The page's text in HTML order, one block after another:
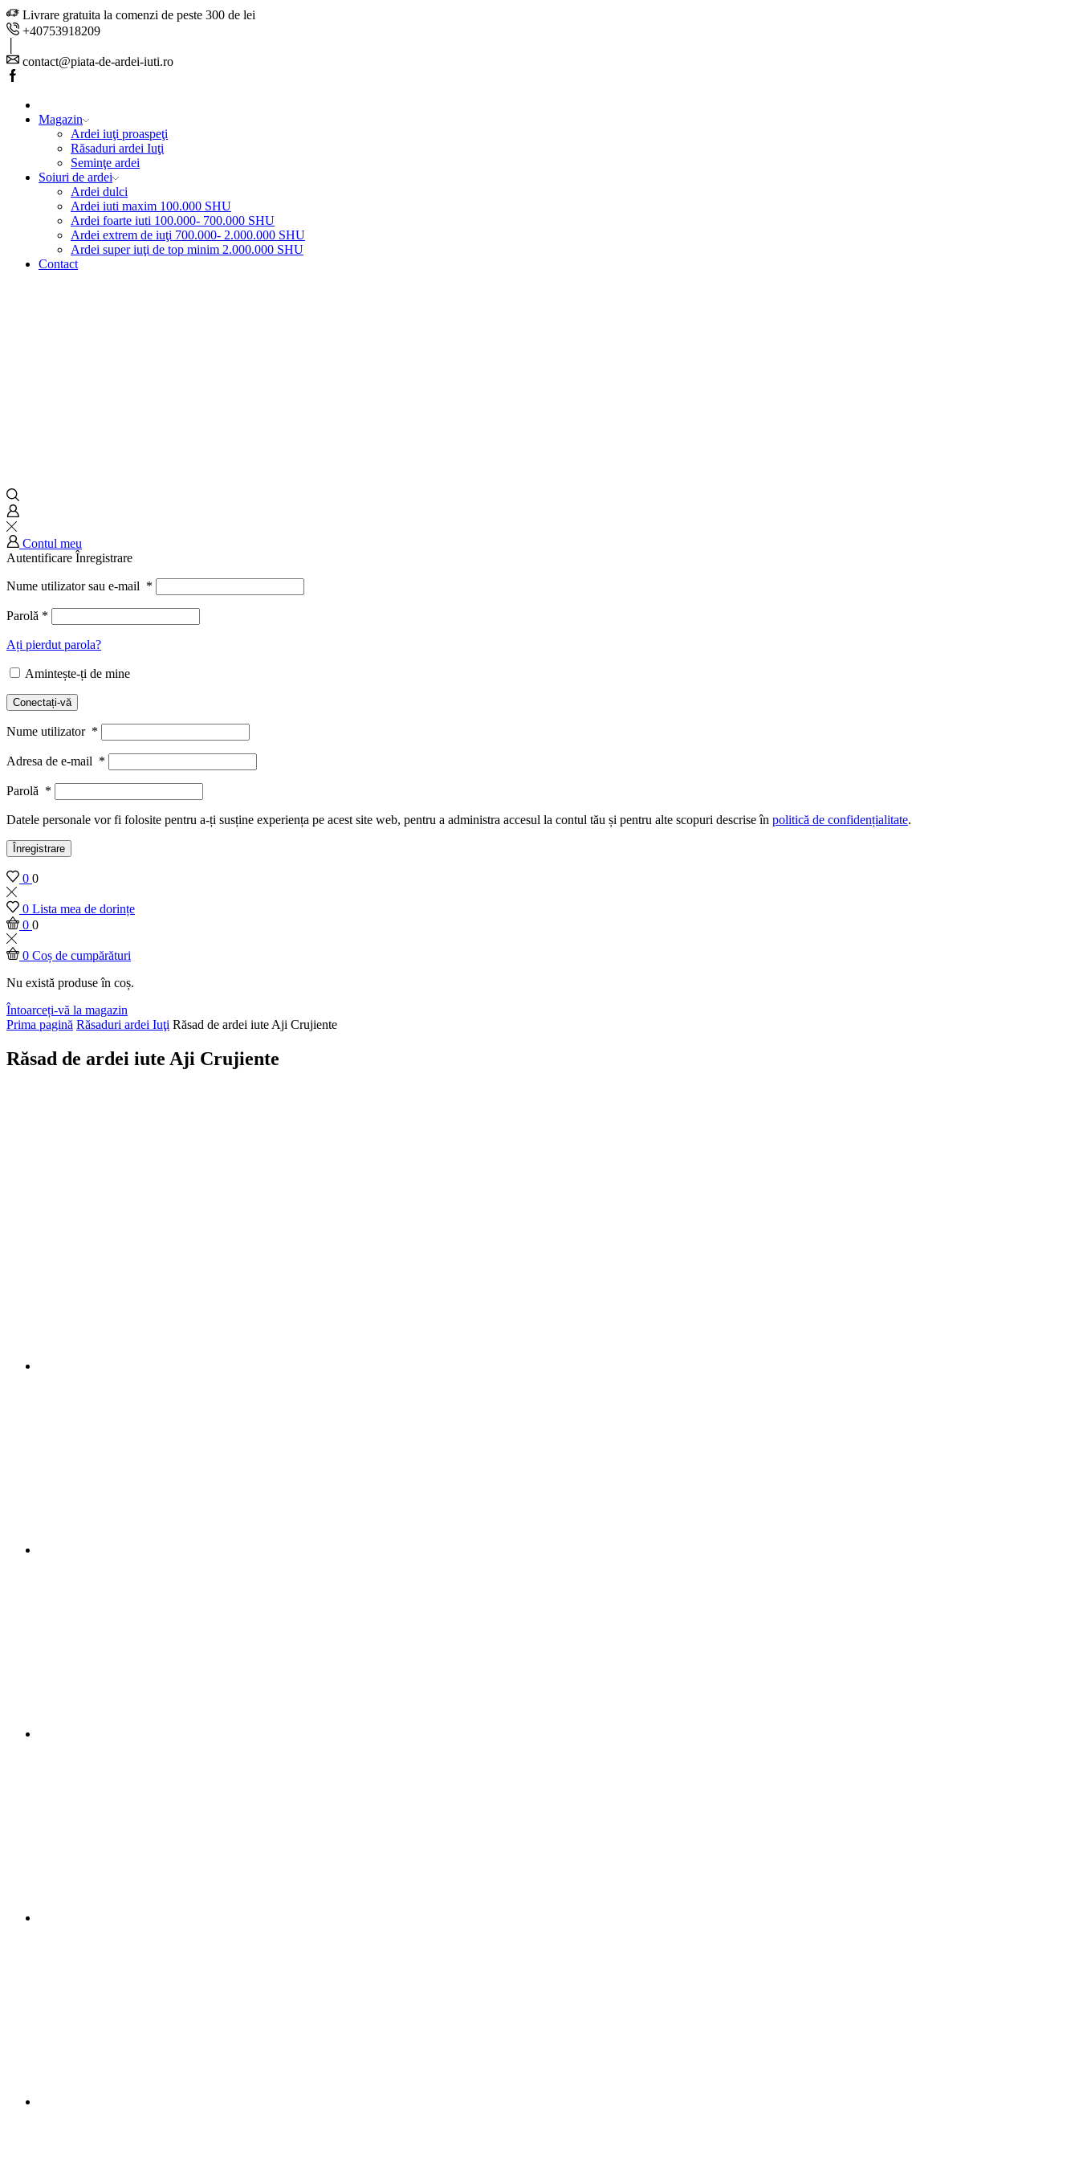
Livrare gratuita la comenzi de peste 300 de lei
+40753918209
contact@piata-de-ardei-iuti.ro
Facebook
Magazin
Ardei iuţi proaspeţi
Răsaduri ardei Iuţi
Seminţe ardei
Soiuri de ardei
Ardei dulci
Ardei iuti maxim 100.000 SHU
Ardei foarte iuti 100.000- 700.000 SHU
Ardei extrem de iuţi 700.000- 2.000.000 SHU
Ardei super iuţi de top minim 2.000.000 SHU
Contact
Contul meu
Autentificare Înregistrare
Nume utilizator sau e-mail *
Parolă *
Ați pierdut parola?
Amintește-ți de mine
Conectați-vă
Nume utilizator *
Adresa de e-mail *
Parolă *
Datele personale vor fi folosite pentru a-ți susține experiența pe acest site web, pentru a administra accesul la contul tău și pentru alte scopuri descrise în politică de confidențialitate.
Înregistrare
0 0
0 Lista mea de dorințe
0 0
0 Coș de cumpărături
Nu există produse în coș.
Întoarceți-vă la magazin
Prima pagină Răsaduri ardei Iuţi Răsad de ardei iute Aji Crujiente
Răsad de ardei iute Aji Crujiente